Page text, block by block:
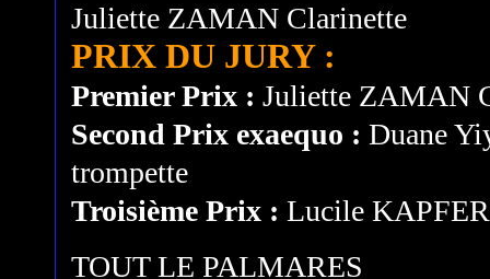
Juliette ZAMAN Clarinette
PRIX DU JURY :
Premier Prix : Juliette ZAMAN
Second Prix exaequo : Duane
trompette
Troisième Prix : Lucile
TOUT LE PALMARES